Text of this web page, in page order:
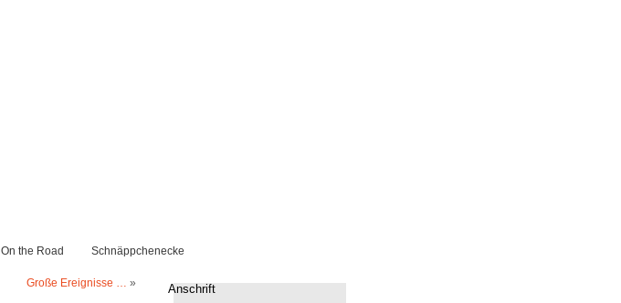
On the Road Schnäppchenecke
Große Ereignisse … » Anschrift